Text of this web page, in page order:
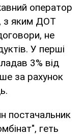
оператор
з яким ДОТ
не
У перші
3% від
за рахунок
постачальник
геть